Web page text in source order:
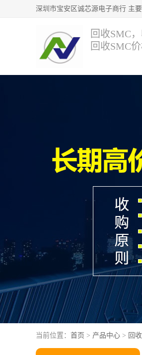
回收SMC
回收SMC
当前位置： 首页 > 产品中心 > 回